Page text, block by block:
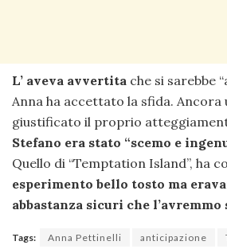
L’ aveva avvertita che si sarebbe
Anna ha accettato la sfida. Ancora
giustificato il proprio
Stefano era stato “scemo e
Quello di “Temptation Island”, ha
esperimento bello tosto ma
abbastanza sicuri che l’avremmo
Tags: Anna Pettinelli anticipazione